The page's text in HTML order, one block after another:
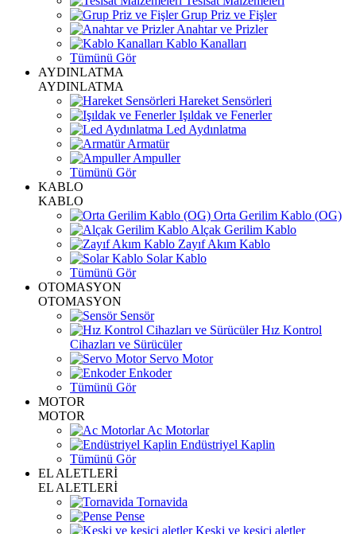
Grup Priz ve Fişler
Anahtar ve Prizler
Kablo Kanalları
Tümünü Gör
AYDINLATMA
AYDINLATMA
Hareket Sensörleri
Işıldak ve Fenerler
Led Aydınlatma
Armatür
Ampuller
Tümünü Gör
KABLO
KABLO
Orta Gerilim Kablo (OG)
Alçak Gerilim Kablo
Zayıf Akım Kablo
Solar Kablo
Tümünü Gör
OTOMASYON
OTOMASYON
Sensör
Hız Kontrol
Cihazları ve Sürücüler
Servo Motor
Enkoder
Tümünü Gör
MOTOR
MOTOR
Ac Motorlar
Endüstriyel Kaplin
Tümünü Gör
EL ALETLERİ
EL ALETLERİ
Tornavida
Pense
Keski ve kesici aletler